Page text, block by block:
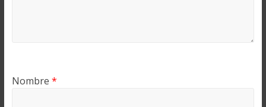
Nombre *